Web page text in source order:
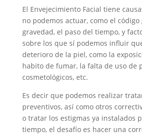
El Envejecimiento Facial tiene
no podemos actuar, como el código
gravedad, el paso del tiempo, y
sobre los que sí podemos influir
deterioro de la piel, como la
habito de fumar, la falta de uso de
cosmetológicos, etc.
Es decir que podemos realizar
preventivos, así como otros
o tratar los estigmas ya instalados
tiempo, el desafío es hacer una